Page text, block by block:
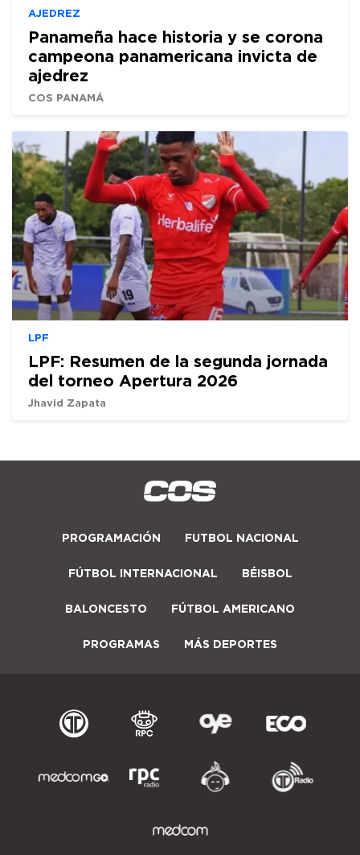
AJEDREZ
Panameña hace historia y se corona
campeona panamericana invicta de
ajedrez
COS PANAMÁ
LPF
LPF: Resumen de la segunda jornada
del torneo Apertura 2026
Jhavid Zapata
PROGRAMACIÓN FUTBOL NACIONAL
FÚTBOL INTERNACIONAL BÉISBOL
BALONCESTO FÚTBOL AMERICANO
PROGRAMAS MÁS DEPORTES